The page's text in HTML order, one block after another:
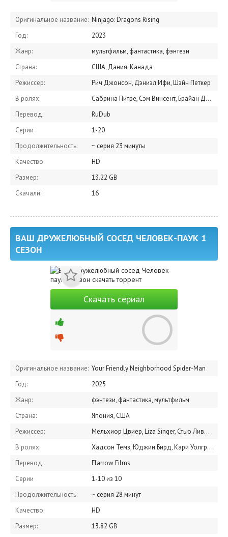
Оригинальное название: Ninjago: Dragons Rising
Год:
2023
Жанр:
мультфильм, фантастика, фэнтези
Страна:
США, Дания, Канада
Режиссер:
Рич Джонсон, Дэниэл Ифи, Шэйн Петкер
В ролях:
Сабрина Питре, Сэм Винсент, Брайан Драммонд, Девен Кристиан Мак, Винсент Тонг, Кадзуми Эванс, Келли Мецгер, Брент Миллер, Эндрю Френсис, Диана Вонг
Перевод:
RuDub
Серии
1-20
Продолжительность:
~ серия 23 минуты
Качество:
HD
Размер:
13.22 GB
Скачали:
16
ВАШ ДРУЖЕЛЮБНЫЙ СОСЕД ЧЕЛОВЕК-ПАУК 1
СЕЗОН
Скачать сериал
Оригинальное название: Your Friendly Neighborhood Spider-Man
Год:
2025
Жанр:
фэнтези, фантастика, мультфильм
Страна:
Япония, США
Режиссер:
Мельхиор Цвиер, Liza Singer, Стью Ливингстон
В ролях:
Хадсон Темз, Юджин Бирд, Кари Уолгрен, Колман Доминго, Кэти Ан, Андре Робинсон, Артур Ортиз, Даймонд Уайт, Гриффин Пуату, Изабелла Акрес
Перевод:
Flarrow Films
Серии
1-10 из 10
Продолжительность:
~ серия 28 минут
Качество:
HD
Размер:
13.82 GB